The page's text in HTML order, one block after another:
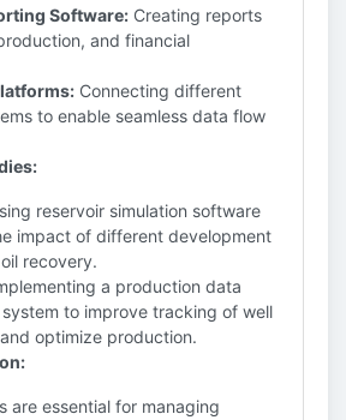
Software: Creating reports
and financial
Connecting different
to enable seamless data flow
reservoir simulation software
impact of different development
recovery.
a production data
to improve tracking of well
optimize production.
are essential for managing